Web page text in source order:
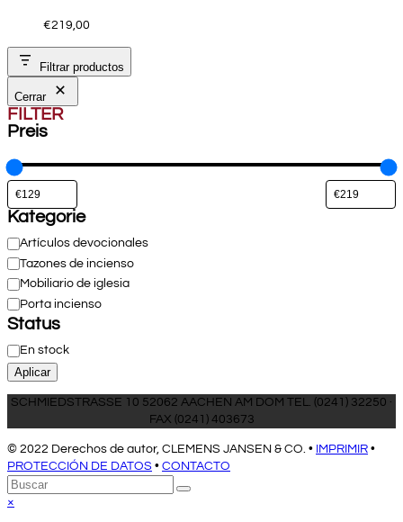
€219,00
Filtrar productos
Cerrar
FILTER
Preis
Kategorie
Categoría
Artículos devocionales
Tazones de incienso
Mobiliario de iglesia
Porta incienso
Status
Estado
En stock
Aplicar
SCHMIEDSTRASSE 10 52062 AACHEN AM DOM TEL. (0241) 32250 ·
FAX (0241) 403673
© 2022 Derechos de autor, CLEMENS JANSEN & CO. • IMPRIMIR •
PROTECCIÓN DE DATOS • CONTACTO
Volver
arriba
Buscar
Enviar
×